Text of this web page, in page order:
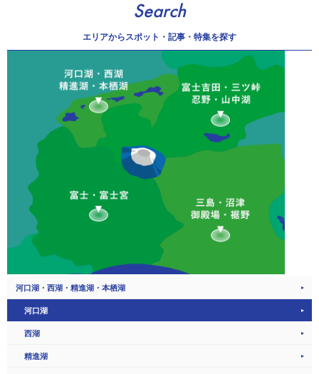
Search
エリアからスポット・記事・特集を探す
河口湖・西湖・精進湖・本栖湖
河口湖
西湖
精進湖